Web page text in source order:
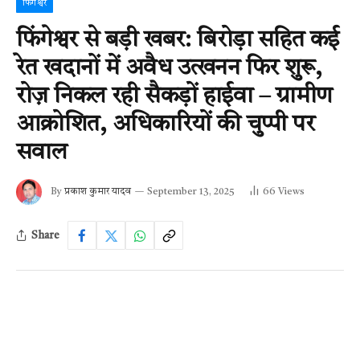
फिंगेश्वर
फिंगेश्वर से बड़ी खबर: बिरोड़ा सहित कई
रेत खदानों में अवैध उत्खनन फिर शुरू,
रोज़ निकल रही सैकड़ों हाईवा – ग्रामीण
आक्रोशित, अधिकारियों की चुप्पी पर
सवाल
By प्रकाश कुमार यादव September 13, 2025 66 Views
Share